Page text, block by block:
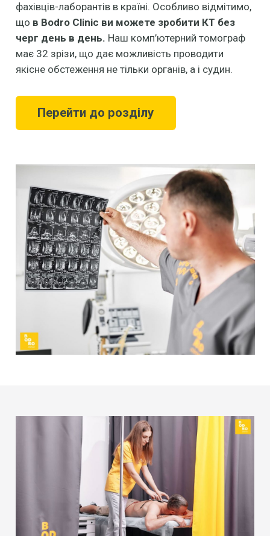
фахівців-лаборантів в країні. Особливо відмітимо,
що в Bodro Clinic ви можете зробити КТ без
черг день в день. Наш комп’ютерний томограф
має 32 зрізи, що дає можливість проводити
якісне обстеження не тільки органів, а і судин.
Перейти до розділу